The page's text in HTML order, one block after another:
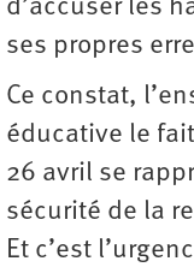
d’accuser les
ses propres
Ce constat,
éducative le
26 avril se
sécurité de la
Et c’est